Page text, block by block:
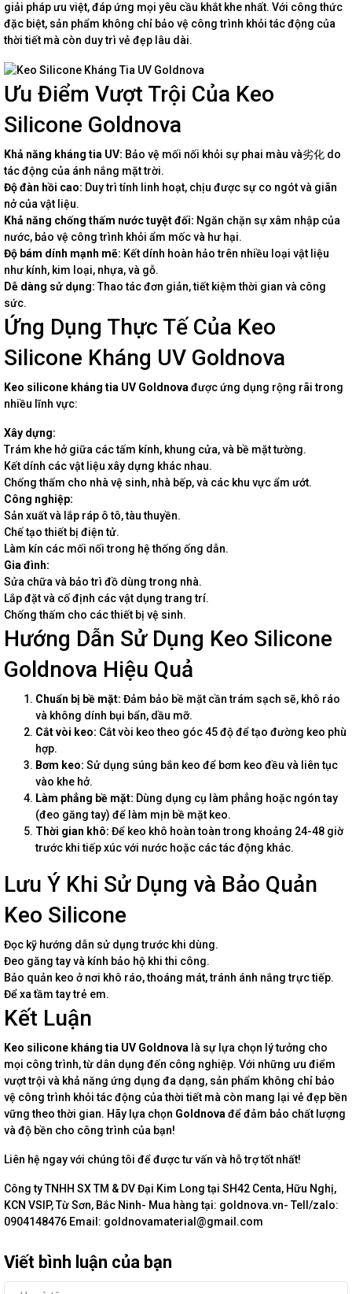
giải pháp ưu việt, đáp ứng mọi yêu cầu khắt khe nhất. Với công thức
đặc biệt, sản phẩm không chỉ bảo vệ công trình khỏi tác động của
thời tiết mà còn duy trì vẻ đẹp lâu dài.
Ưu Điểm Vượt Trội Của Keo
Silicone Goldnova
Khả năng kháng tia UV: Bảo vệ mối nối khỏi sự phai màu và劣化 do
tác động của ánh nắng mặt trời.
Độ đàn hồi cao: Duy trì tính linh hoạt, chịu được sự co ngót và giãn
nở của vật liệu.
Khả năng chống thấm nước tuyệt đối: Ngăn chặn sự xâm nhập của
nước, bảo vệ công trình khỏi ẩm mốc và hư hại.
Độ bám dính mạnh mẽ: Kết dính hoàn hảo trên nhiều loại vật liệu
như kính, kim loại, nhựa, và gỗ.
Dễ dàng sử dụng:Thao tác đơn giản, tiết kiệm thời gian và công
sức.
Ứng Dụng Thực Tế Của Keo
Silicone Kháng UV Goldnova
Keo silicone kháng tia UV Goldnova được ứng dụng rộng rãi trong
nhiều lĩnh vực:
Xây dựng:
Trám khe hở giữa các tấm kính, khung cửa, và bề mặt tường.
Kết dính các vật liệu xây dựng khác nhau.
Chống thấm cho nhà vệ sinh, nhà bếp, và các khu vực ẩm ướt.
Công nghiệp:
Sản xuất và lắp ráp ô tô, tàu thuyền.
Chế tạo thiết bị điện tử.
Làm kín các mối nối trong hệ thống ống dẫn.
Gia đình:
Sửa chữa và bảo trì đồ dùng trong nhà.
Lắp đặt và cố định các vật dụng trang trí.
Chống thấm cho các thiết bị vệ sinh.
Hướng Dẫn Sử Dụng Keo Silicone
Goldnova Hiệu Quả
Chuẩn bị bề mặt: Đảm bảo bề mặt cần trám sạch sẽ, khô ráo
và không dính bụi bẩn, dầu mỡ.
Cắt vòi keo: Cắt vòi keo theo góc 45 độ để tạo đường keo phù
hợp.
Bơm keo: Sử dụng súng bắn keo để bơm keo đều và liên tục
vào khe hở.
Làm phẳng bề mặt: Dùng dụng cụ làm phẳng hoặc ngón tay
(đeo găng tay) để làm mịn bề mặt keo.
Thời gian khô: Để keo khô hoàn toàn trong khoảng 24-48 giờ
trước khi tiếp xúc với nước hoặc các tác động khác.
Lưu Ý Khi Sử Dụng và Bảo Quản
Keo Silicone
Đọc kỹ hướng dẫn sử dụng trước khi dùng.
Đeo găng tay và kính bảo hộ khi thi công.
Bảo quản keo ở nơi khô ráo, thoáng mát, tránh ánh nắng trực tiếp.
Để xa tầm tay trẻ em.
Kết Luận
Keo silicone kháng tia UV Goldnova là sự lựa chọn lý tưởng cho
mọi công trình, từ dân dụng đến công nghiệp. Với những ưu điểm
vượt trội và khả năng ứng dụng đa dạng, sản phẩm không chỉ bảo
vệ công trình khỏi tác động của thời tiết mà còn mang lại vẻ đẹp bền
vững theo thời gian. Hãy lựa chọn Goldnova để đảm bảo chất lượng
và độ bền cho công trình của bạn!
Liên hệ ngay với chúng tôi để được tư vấn và hỗ trợ tốt nhất!
Công ty TNHH SX TM & DV Đại Kim Long tại SH42 Centa, Hữu Nghị,
KCN VSIP, Từ Sơn, Bắc Ninh- Mua hàng tại: goldnova.vn- Tell/zalo:
0904148476 Email: goldnovamaterial@gmail.com
Viết bình luận của bạn